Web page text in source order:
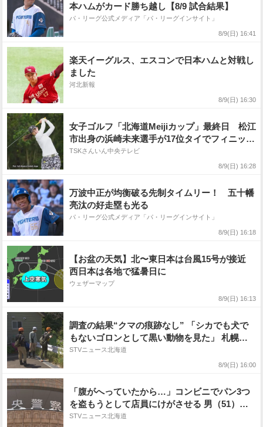
本ハムがカード勝ち越し【8/9 試合結果】
パ・リーグ公式メディア「パ・リーグインサイト」
8/9(日) 16:41
楽天イーグルス、エスコンで日本ハムと対戦し
ました
河北新報
8/9(日) 16:30
女子ゴルフ「北海道Meijiカップ」最終日 松江
市出身の浜崎未来選手が17位タイでフィニッシ
ュ
TSKさんいん中央テレビ
8/9(日) 16:28
万波中正が均衡破る先制タイムリー！ 五十幡
亮汰の好走塁も光る
パ・リーグ公式メディア「パ・リーグインサイト」
8/9(日) 16:18
【お盆の天気】北〜東日本は台風15号が接近
西日本は各地で猛暑日に
ウェザーマップ
8/9(日) 16:13
調査の結果“クマの痕跡なし” 「シカでも犬で
もないゴロンとして黒い動物を見た」 札幌市
清田区
STVニュース北海道
8/9(日) 16:00
「腹がへっていたから…」コンビニでパン3つ
を盗もうとして店員にけがさせる 男（51）を
逮捕 札幌
STVニュース北海道